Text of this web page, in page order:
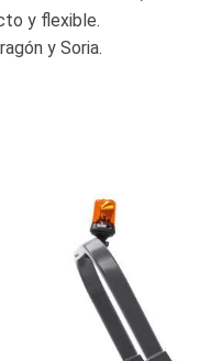
y flexible.
y Soria.